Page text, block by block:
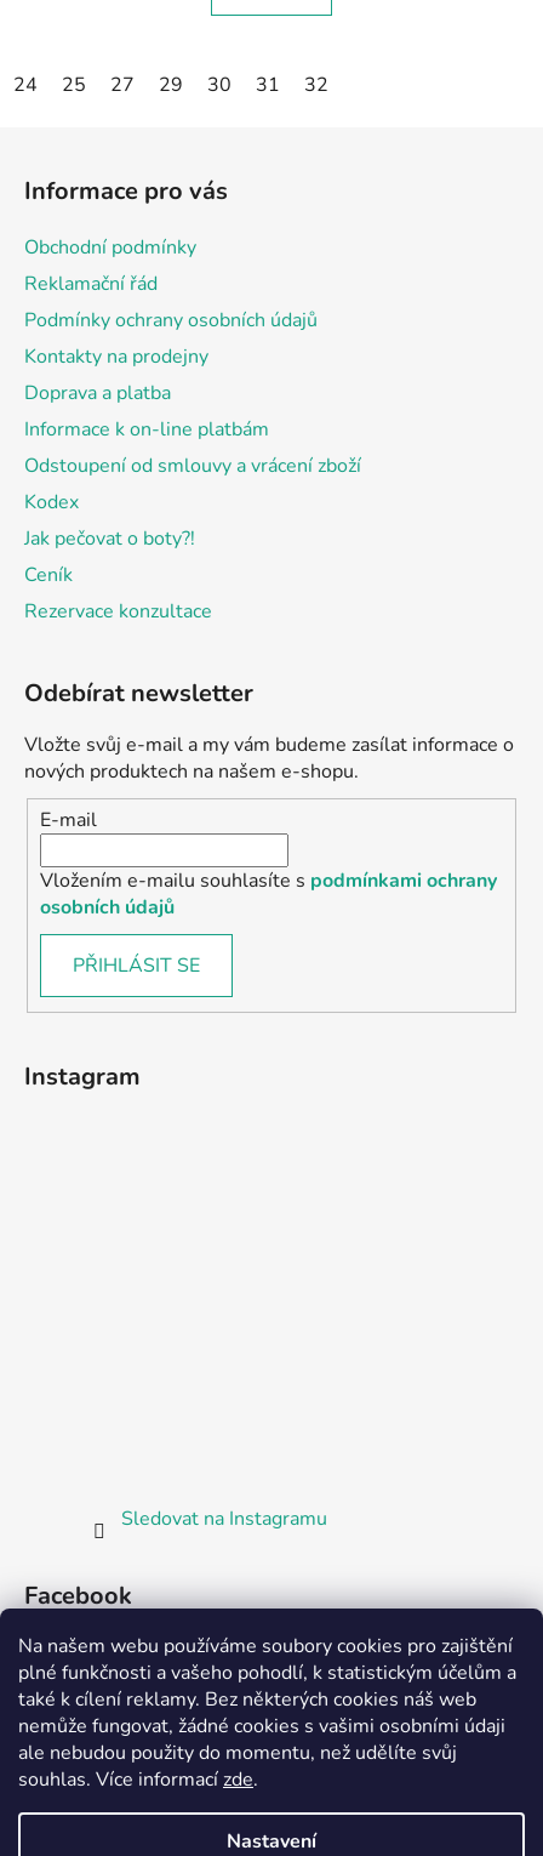
Na našem webu používáme soubory cookies pro zajištění
plné funkčnosti a vašeho pohodlí, k statistickým účelům a
také k cílení reklamy. Bez některých cookies náš web
nemůže fungovat, žádné cookies s vašimi osobními údaji
ale nebudou použity do momentu, než udělíte svůj
souhlas. Více informacízde.
Nastavení
24 25 27 29 30 31 32
Informace pro vás
Obchodní podmínky
Reklamační řád
Podmínky ochrany osobních údajů
Kontakty na prodejny
Doprava a platba
Informace k on-line platbám
Odstoupení od smlouvy a vrácení zboží
Kodex
Jak pečovat o boty?!
Ceník
Rezervace konzultace
Odebírat newsletter
Vložte svůj e-mail a my vám budeme zasílat informace o
nových produktech na našem e-shopu.
E-mail
Vložením e-mailu souhlasíte s podmínkami ochrany
osobních údajů
PŘIHLÁSIT SE
Instagram
Sledovat na Instagramu
Facebook
Partnerská prodejna Barefoot Plzeň